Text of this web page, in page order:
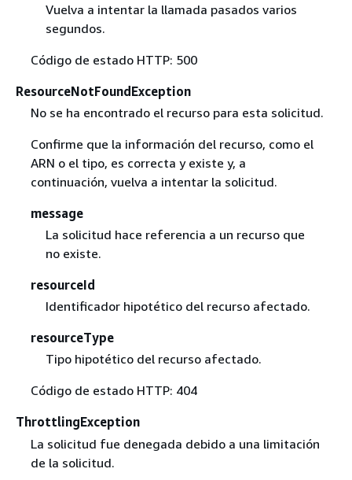
Vuelva a intentar la llamada pasados varios
segundos.
Código de estado HTTP: 500
ResourceNotFoundException
No se ha encontrado el recurso para esta solicitud.
Confirme que la información del recurso, como el
ARN o el tipo, es correcta y existe y, a
continuación, vuelva a intentar la solicitud.
message
La solicitud hace referencia a un recurso que
no existe.
resourceId
Identificador hipotético del recurso afectado.
resourceType
Tipo hipotético del recurso afectado.
Código de estado HTTP: 404
ThrottlingException
La solicitud fue denegada debido a una limitación
de la solicitud.